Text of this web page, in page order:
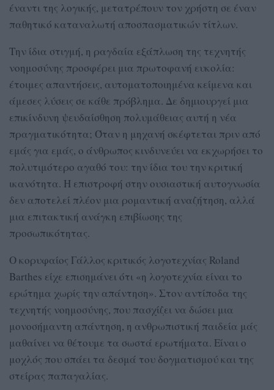
έναντι της λογικής, μετατρέπουν τον χρήστη σε έναν
παθητικό καταναλωτή αποσπασματικών τίτλων.
Την ίδια στιγμή, η ραγδαία εξάπλωση της τεχνητής
νοημοσύνης προσφέρει μια πρωτοφανή ευκολία:
έτοιμες απαντήσεις, αυτοματοποιημένα κείμενα και
άμεσες λύσεις σε κάθε πρόβλημα. Δε δημιουργεί μια
επικίνδυνη ψευδαίσθηση πολυμάθειας αυτή η νέα
πραγματικότητα; Όταν η μηχανή σκέφτεται πριν από
εμάς για εμάς, ο άνθρωπος κινδυνεύει να εκχωρήσει το
πολυτιμότερο αγαθό του: την ίδια του την κριτική
ικανότητα. Η επιστροφή στην ουσιαστική αυτογνωσία
δεν αποτελεί πλέον μια ρομαντική αναζήτηση, αλλά
μια επιτακτική ανάγκη επιβίωσης της
προσωπικότητας.
Ο κορυφαίος Γάλλος κριτικός λογοτεχνίας Roland
Barthes είχε επισημάνει ότι «η λογοτεχνία είναι το
ερώτημα χωρίς την απάντηση». Στον αντίποδα της
τεχνητής νοημοσύνης, που πασχίζει να δώσει μια
μονοσήμαντη απάντηση, η ανθρωπιστική παιδεία μάς
μαθαίνει να θέτουμε τα σωστά ερωτήματα. Είναι ο
μοχλός που σπάει τα δεσμά του δογματισμού και της
στείρας παπαγαλίας.